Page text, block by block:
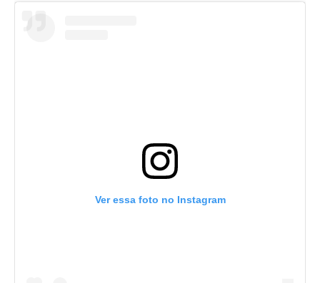
Ver essa foto no Instagram